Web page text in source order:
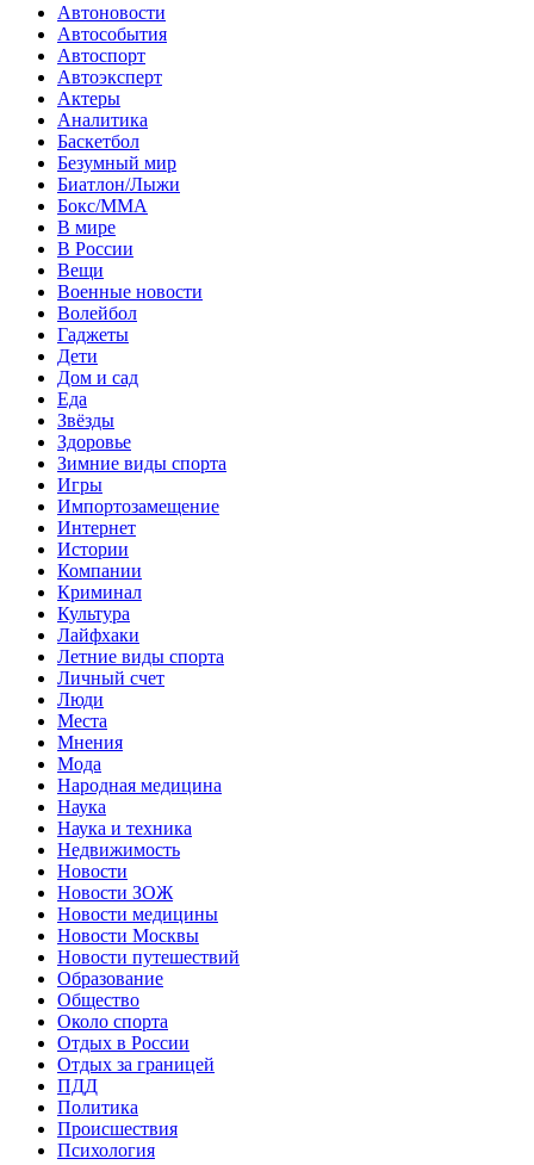
Автоновости
Автособытия
Автоспорт
Автоэксперт
Актеры
Аналитика
Баскетбол
Безумный мир
Биатлон/Лыжи
Бокс/MMA
В мире
В России
Вещи
Военные новости
Волейбол
Гаджеты
Дети
Дом и сад
Еда
Звёзды
Здоровье
Зимние виды спорта
Игры
Импортозамещение
Интернет
Истории
Компании
Криминал
Культура
Лайфхаки
Летние виды спорта
Личный счет
Люди
Места
Мнения
Мода
Народная медицина
Наука
Наука и техника
Недвижимость
Новости
Новости ЗОЖ
Новости медицины
Новости Москвы
Новости путешествий
Образование
Общество
Около спорта
Отдых в России
Отдых за границей
ПДД
Политика
Происшествия
Психология